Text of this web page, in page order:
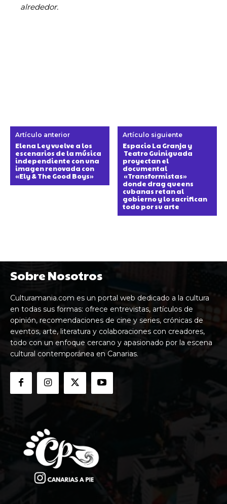
alrededor.
Artículo anterior
Elena Ley vuelve a los
escenarios de la música
independiente con una
imagen renovada con
«Ely & The Good Boys»
Artículo siguiente
Espacio La Granja y
Teatro Guiniguada
proyectan el
documental
«Transformistas»
donde drag queens
cubanas retan al
gobierno y lo sacrifican
todo por su arte
Sobre Nosotros
Culturamania.com es un portal web dedicado a la cultura
en todas sus formas: ofrece entrevistas, artículos de
opinión, recomendaciones de cine y series, crónicas de
eventos, arte, literatura y colaboraciones con creadores,
todo con un enfoque cercano y apasionado por la escena
cultural contemporánea en Canarias.